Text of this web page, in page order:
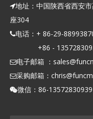
地址：中国陕西省西安
座304
电话：+ 86-29-
+86 -
电子邮箱 ：
采购邮箱：
微信：86-13572830939